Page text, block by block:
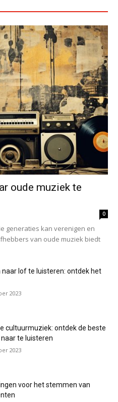
oude muziek te
0
generaties kan verenigen en
van oude muziek biedt
naar lof te luisteren: ontdek het
2023
cultuurmuziek: ontdek de beste
te luisteren
2023
voor het stemmen van